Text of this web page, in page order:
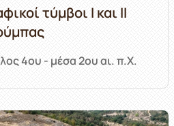
τύμβοι Ι και ΙΙ
4ου - μέσα 2ου αι. π.Χ.